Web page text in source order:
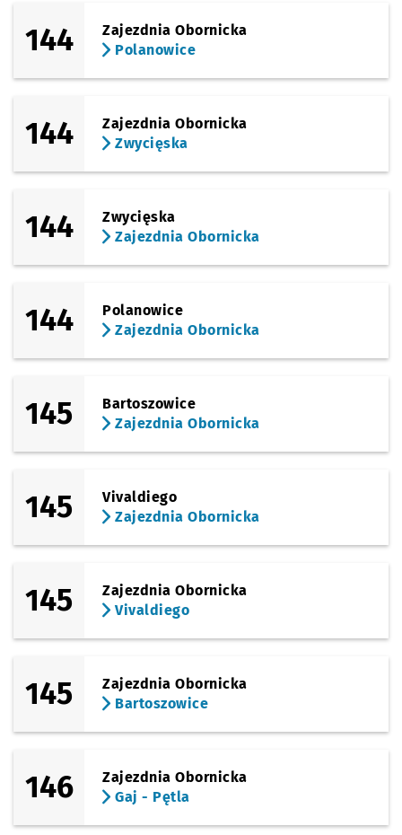
144
Zajezdnia Obornicka
Polanowice
144
Zajezdnia Obornicka
Zwycięska
144
Zwycięska
Zajezdnia Obornicka
144
Polanowice
Zajezdnia Obornicka
145
Bartoszowice
Zajezdnia Obornicka
145
Vivaldiego
Zajezdnia Obornicka
145
Zajezdnia Obornicka
Vivaldiego
145
Zajezdnia Obornicka
Bartoszowice
146
Zajezdnia Obornicka
Gaj - Pętla